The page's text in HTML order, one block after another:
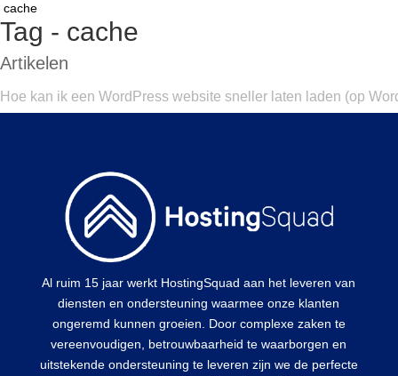
cache
Tag - cache
Artikelen
Hoe kan ik een WordPress website sneller laten laden (op
Al ruim 15 jaar werkt HostingSquad aan het leveren van
diensten en ondersteuning waarmee onze klanten
ongeremd kunnen groeien. Door complexe zaken te
vereenvoudigen, betrouwbaarheid te waarborgen en
uitstekende ondersteuning te leveren zijn we de perfecte